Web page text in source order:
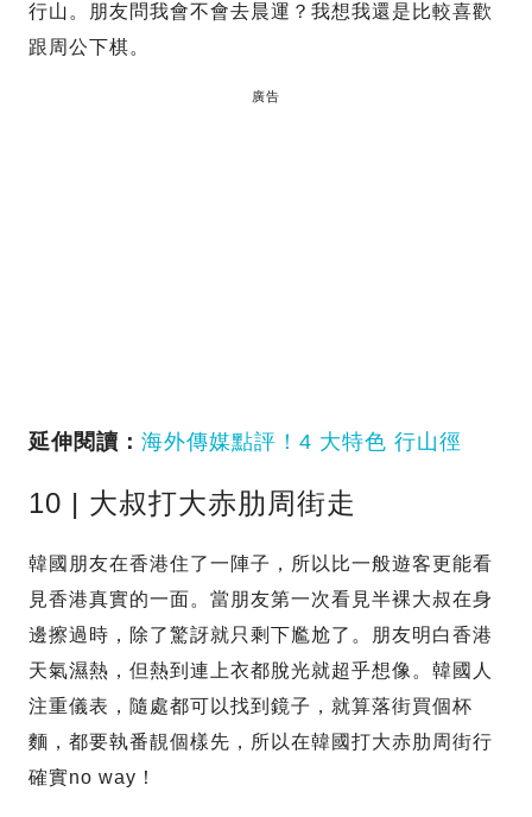
行山。朋友問我會不會去晨運？我想我還是比較喜歡
跟周公下棋。
廣告
延伸閱讀： 海外傳媒點評！4 大特色 行山徑
10 | 大叔打大赤肋周街走
韓國朋友在香港住了一陣子，所以比一般遊客更能看
見香港真實的一面。當朋友第一次看見半裸大叔在身
邊擦過時，除了驚訝就只剩下尷尬了。朋友明白香港
天氣濕熱，但熱到連上衣都脫光就超乎想像。韓國人
注重儀表，隨處都可以找到鏡子，就算落街買個杯
麵，都要執番靚個樣先，所以在韓國打大赤肋周街行
確實no way！